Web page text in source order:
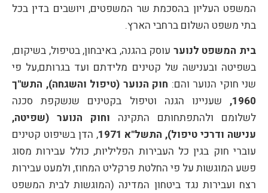
המשפט העליון בהסכמת שר המשפטים, ויושבים בדין בכל
בתי משפט השלום ברחבי הארץ.
בית המשפט לנוער עוסק בהגנה, באיבחון, בטיפול, בשיקום,
בשפיטה ובענישה של קטינים מלידתם ועד בגרותם,על פי
שני חוקי הנוער והם: חוק הנוער (טיפול והשגחה), התש"ך
, שעניינו הגנה וטיפול בקטינים שנשקפת סכנה
לשלומם ולהתפתחותם התקינה וחוק הנוער (שפיטה,
ענישה ודרכי טיפול), התשל"א ‏1971
, הדן בשיפוט קטינים
עוברי חוק בגין כל העבירות הפליליות, כולל עבירות מסוג
פשע המוגשות על פי החלטת פרקליט המחוז, ולמעט עבירות
רצח ועבירות נגד ביטחון המדינה (המוגשות לבית המשפט